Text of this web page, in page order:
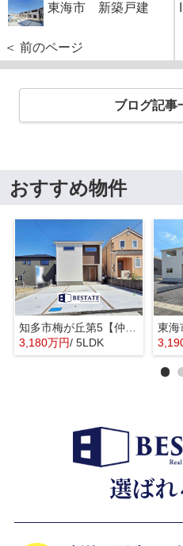
東海市 新築戸建
＜ 前のページ
ブログ記事
おすすめ物件
3,180万円/ 5LDK